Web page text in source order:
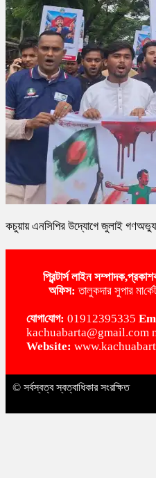
কচুয়ায় এনসিপির উদ্যোগে জুলাই
প্রিন্টার্স লাইন
অ‌ফিস:তালুকদার সুপার
‌যোগা‌যোগ: 01912395335
kachuabarta@gmail.com
Website:
© সর্বস্বত্ব স্বত্বাধিকার সংরক্ষিত